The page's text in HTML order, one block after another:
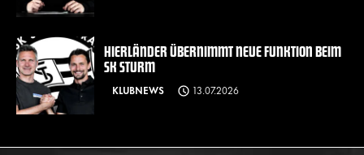
HIERLÄNDER ÜBERNIMMT NEUE FUNKTION BEIM
SK STURM
KLUBNEWS 13.07.2026